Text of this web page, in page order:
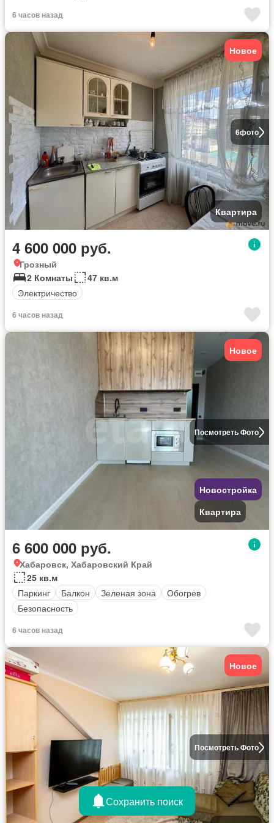
6 часов назад
6фото
Новое
Квартира
4 600 000 руб.
Грозный
2 Комнаты
47 кв.м
Электричество
6 часов назад
Посмотреть Фото
Новое
Новостройка
Квартира
6 600 000 руб.
Хабаровск, Хабаровский Край
25 кв.м
Паркинг
Балкон Зеленая зона
Обогрев
Безопасность
6 часов назад
Посмотреть Фото
Новое
Сохранить поиск